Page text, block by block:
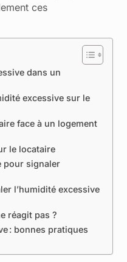
ces
dans un
excessive sur le
face à un logement
le locataire
pour signaler
l’humidité excessive
réagit pas ?
: bonnes pratiques